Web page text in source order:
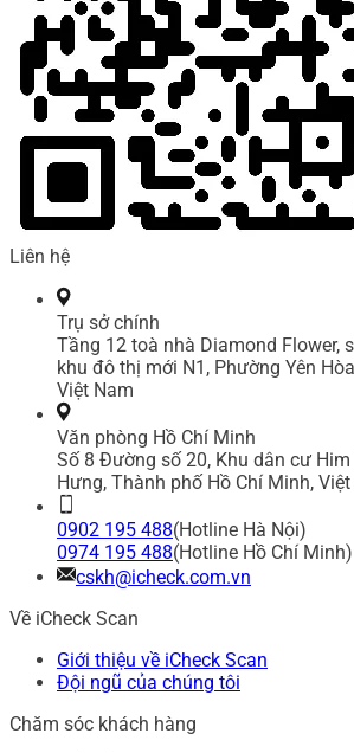
Liên hệ
Trụ sở chính
Tầng 12 toà nhà Diamond Flower,
khu đô thị mới N1, Phường Yên
Việt Nam
Văn phòng Hồ Chí Minh
Số 8 Đường số 20, Khu dân cư
Hưng, Thành phố Hồ Chí Minh,
0902 195 488(Hotline Hà Nội)
0974 195 488(Hotline Hồ Chí Minh)
cskh@icheck.com.vn
Về iCheck Scan
Giới thiệu về iCheck Scan
Đội ngũ của chúng tôi
Chăm sóc khách hàng